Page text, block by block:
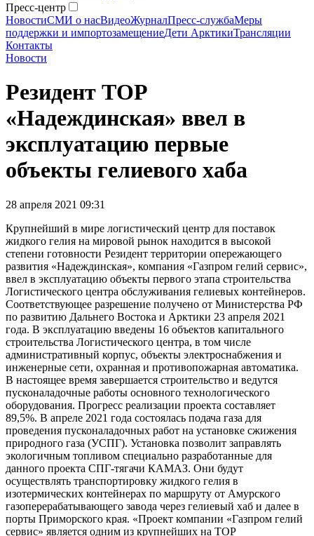
Пресс-центр
НовостиСМИ о насВидеоЖурналПресс-службаМеры
поддержки и импортозамещениеДети АрктикиТрансляции
Контакты
Новости
Резидент ТОР
«Надеждинская» ввел в
эксплуатацию первые
объекты гелиевого хаба
28 апреля 2021 09:31
Крупнейший в мире логистический центр для поставок
жидкого гелия на мировой рынок находится в высокой
степени готовности Резидент территории опережающего
развития «Надеждинская», компания «Газпром гелий сервис»,
ввел в эксплуатацию объекты первого этапа строительства
Логистического центра обслуживания гелиевых контейнеров.
Соответствующее разрешение получено от Министерства РФ
по развитию Дальнего Востока и Арктики 23 апреля 2021
года. В эксплуатацию введены 16 объектов капитального
строительства Логистического центра, в том числе
административный корпус, объекты электроснабжения и
инженерные сети, охранная и противопожарная автоматика.
В настоящее время завершается строительство и ведутся
пусконаладочные работы основного технологического
оборудования. Прогресс реализации проекта составляет
89,5%. В апреле 2021 года состоялась подача газа для
проведения пусконаладочных работ на установке сжижения
природного газа (УСПГ). Установка позволит заправлять
экологичным топливом специально разработанные для
данного проекта СПГ-тягачи КАМАЗ. Они будут
осуществлять транспортировку жидкого гелия в
изотермических контейнерах по маршруту от Амурского
газоперерабатывающего завода через гелиевый хаб и далее в
порты Приморского края. «Проект компании «Газпром гелий
сервис» является одним из крупнейших на ТОР